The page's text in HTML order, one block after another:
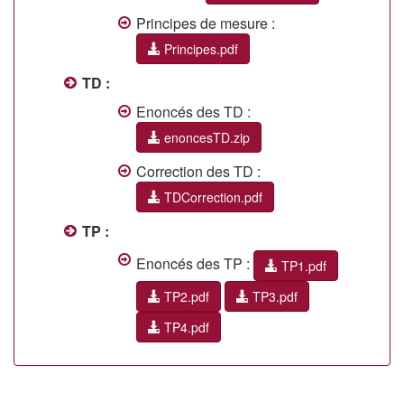
Principes de mesure :
Principes.pdf
TD :
Enoncés des TD :
enoncesTD.zip
Correction des TD :
TDCorrection.pdf
TP :
Enoncés des TP :
TP1.pdf
TP2.pdf
TP3.pdf
TP4.pdf